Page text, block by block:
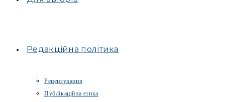
Редакційна політика
Рецензування
Публікаційна етика